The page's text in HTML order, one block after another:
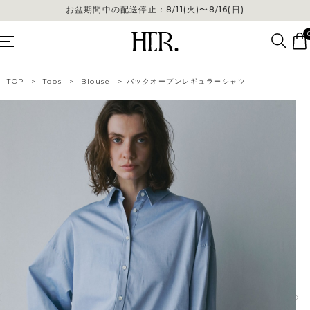
お盆期間中の配送停止：8/11(火)〜8/16(日)
お盆期間中の配送停止：8/11(火)〜8/16(日)
TOP > Tops > Blouse > バックオープンレギュラーシャツ